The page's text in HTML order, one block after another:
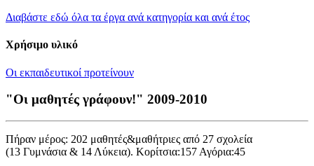
Διαβάστε εδώ όλα τα έργα ανά κατηγορία και ανά έτος
Χρήσιμο υλικό
Οι εκπαιδευτικοί προτείνουν
"Οι μαθητές γράφουν!" 2009-2010
Πήραν μέρος: 202 μαθητές&μαθήτριες από 27 σχολεία
(13 Γυμνάσια & 14 Λύκεια). Κορίτσια:157 Αγόρια:45